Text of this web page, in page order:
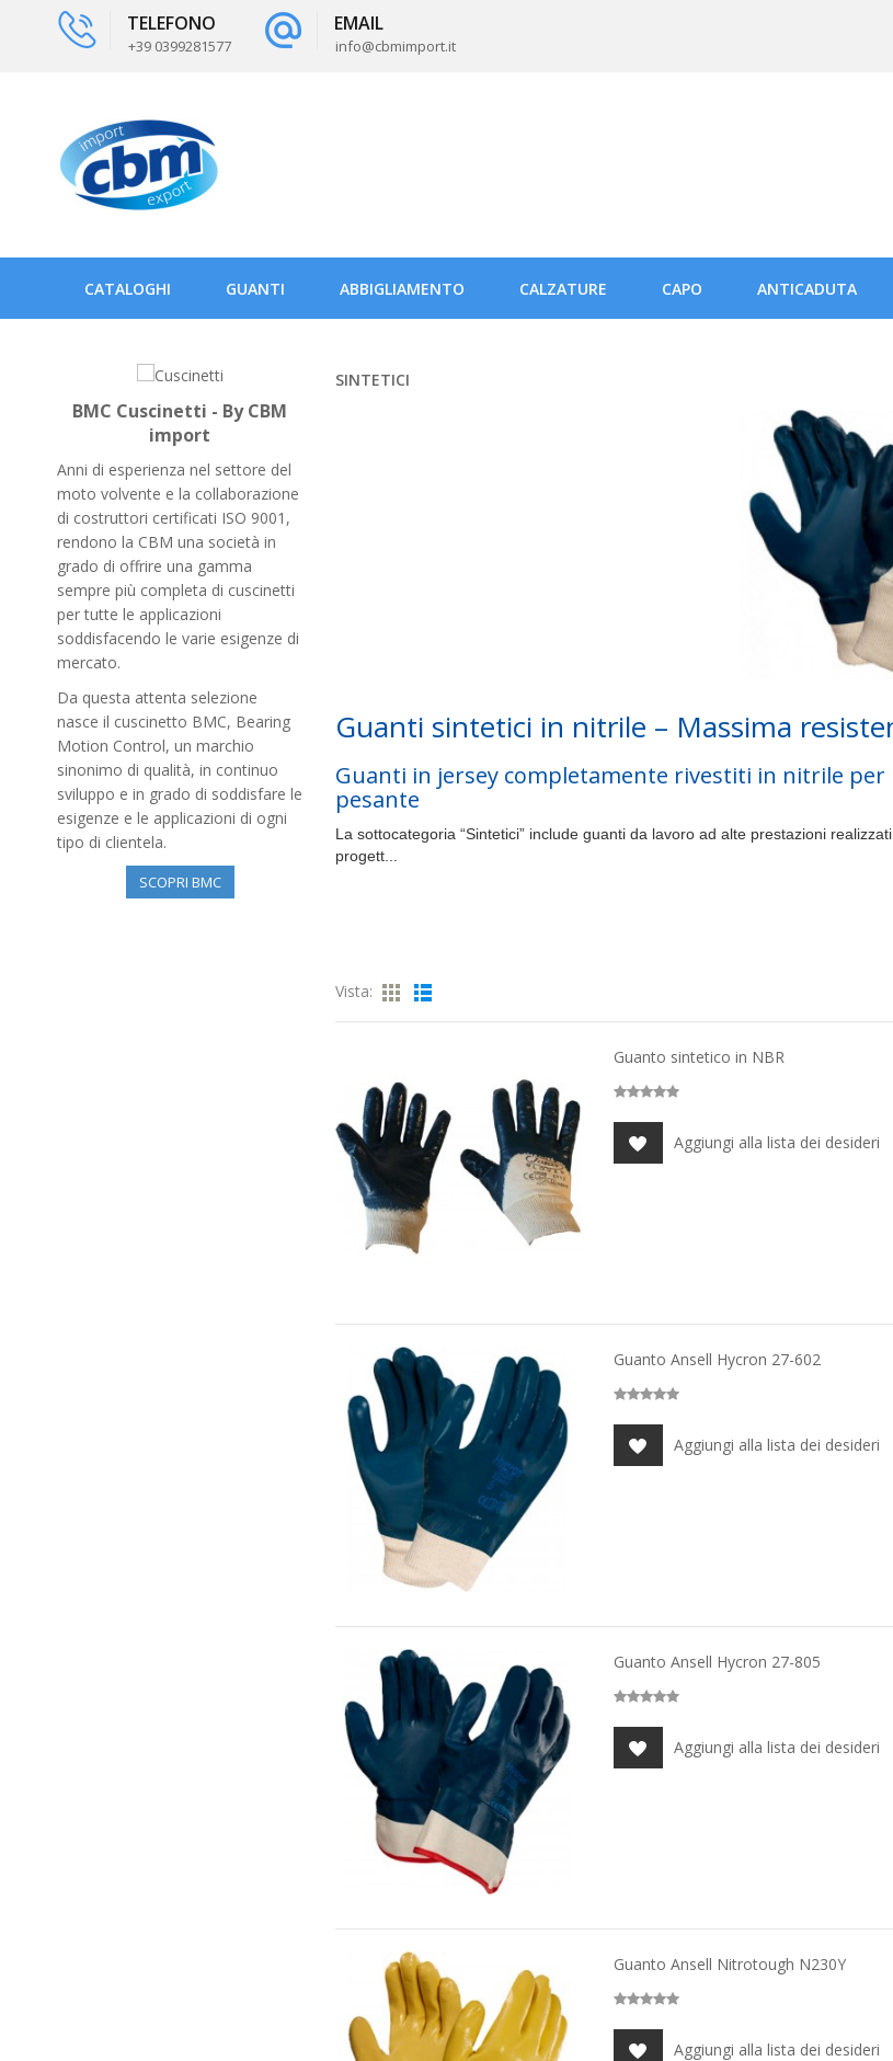
TELEFONO
+39 0399281577
EMAIL
info@cbmimport.it
CATALOGHI GUANTI ABBIGLIAMENTO CALZATURE CAPO ANTICADUTA
BMC Cuscinetti - By CBM
import
Anni di esperienza nel settore del
moto volvente e la collaborazione
di costruttori certificati ISO 9001,
rendono la CBM una società in
grado di offrire una gamma
sempre più completa di cuscinetti
per tutte le applicazioni
soddisfacendo le varie esigenze di
mercato.
Da questa attenta selezione
nasce il cuscinetto BMC, Bearing
Motion Control, un marchio
sinonimo di qualità, in continuo
sviluppo e in grado di soddisfare le
esigenze e le applicazioni di ogni
tipo di clientela.
SCOPRI BMC
SINTETICI
Guanti sintetici in nitrile – Massima
Guanti in jersey completamente rivestiti in nitrile per
pesante
La sottocategoria “Sintetici” include guanti da lavoro ad alte prestazioni
progett...
Vista:
Guanto sintetico in NBR
Aggiungi alla lista dei desideri
Guanto Ansell Hycron 27-602
Aggiungi alla lista dei desideri
Guanto Ansell Hycron 27-805
Aggiungi alla lista dei desideri
Guanto Ansell Nitrotough N230Y
Aggiungi alla lista dei desideri